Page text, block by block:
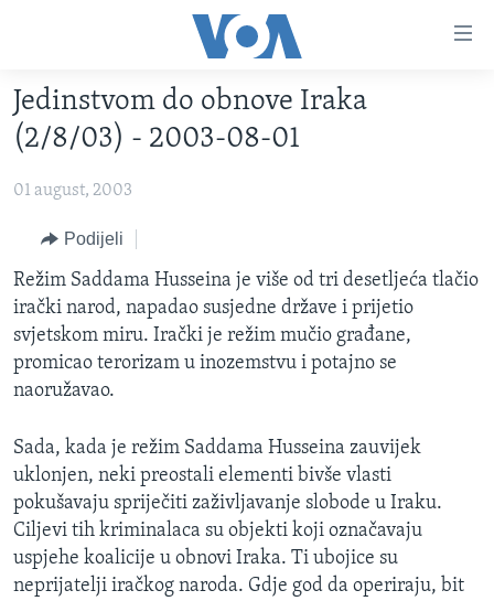
glavni
sadržaj
Pređi
na
navigaciju
Idi
na
pretragu
TV PROGRAM
VIDEO
FOTOGRAFIJE DANA
VIJESTI
SJEDINJENE AMERIČKE DRŽAVE
BOSNA I HERCEGOVINA
SVIJET
NAUKA I TEHNOLOGIJA
SPECIJALNI PROJEKTI
KORUPCIJA
SLOBODA MEDIJA
ŽENSKA STRANA
IZBJEGLIČKA STRANA
MAGAZIN
O GLASU AMERIKE
Jedinstvom do obnove Iraka
(2/8/03) - 2003-08-01
01 august, 2003
Podijeli
Režim Saddama Husseina je više od tri desetljeća tlačio
irački narod, napadao susjedne države i prijetio
svjetskom miru. Irački je režim mučio građane,
promicao terorizam u inozemstvu i potajno se
naoružavao.
Sada, kada je režim Saddama Husseina zauvijek
uklonjen, neki preostali elementi bivše vlasti
pokušavaju spriječiti zaživljavanje slobode u Iraku.
Ciljevi tih kriminalaca su objekti koji označavaju
uspjehe koalicije u obnovi Iraka. Ti ubojice su
neprijatelji iračkog naroda. Gdje god da operiraju, bit